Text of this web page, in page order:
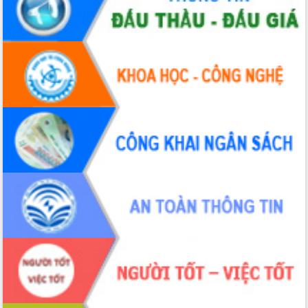
Họp báo thông tin về Hội nghị Công bố
Quy hoạch và Xúc tiến đầu tư tỉnh Đắk
Lắk
Khơi thông điểm nghẽn, đẩy nhanh
giải ngân vốn khắc phục thiên tai
HĐND tỉnh thông qua điều chỉnh Quy
hoạch tỉnh thời kỳ 2021-2030
Hội thảo góp ý hồ sơ điều chỉnh quy
hoạch tỉnh Đắk Lắk thời kỳ 2021-2030,
tầm nhìn đến năm 2050
Nâng cao hiệu quả hoạt động của các
doanh nghiệp nhà nước
Hội nghị triển khai kết nối mạng
truyền số liệu chuyên dùng phục vụ cơ
quan Đảng, Nhà nước
Lễ phát động chuỗi hoạt động chung
tay làm sạch môi trường
Xã Ea Kar bước chuyển mình trong
công tác cải cách hành chính mô hình
mới